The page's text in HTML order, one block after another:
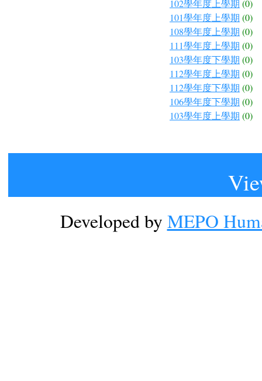
102學年度上學期 (0)
101學年度上學期 (0)
108學年度上學期 (0)
111學年度上學期 (0)
103學年度下學期 (0)
112學年度上學期 (0)
112學年度下學期 (0)
106學年度下學期 (0)
103學年度上學期 (0)
Developed by MEPO